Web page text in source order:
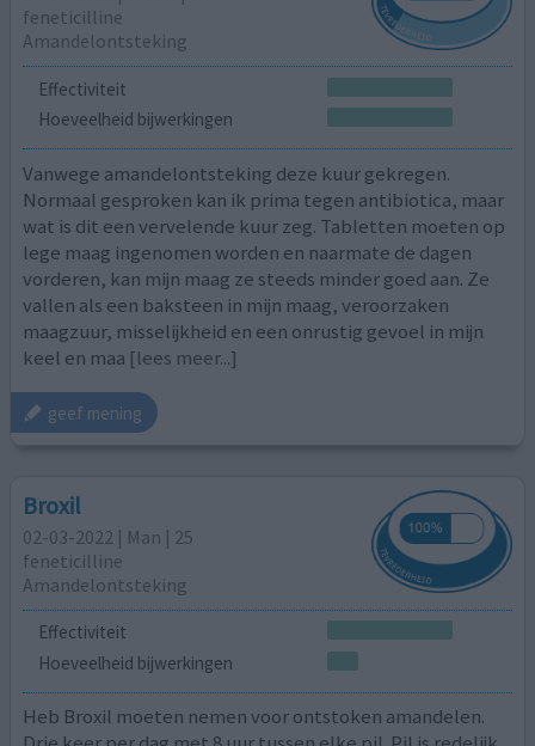
feneticilline
Amandelontsteking
Effectiviteit
Hoeveelheid bijwerkingen
Vanwege amandelontsteking deze kuur gekregen.
Normaal gesproken kan ik prima tegen antibiotica, maar
wat is dit een vervelende kuur zeg. Tabletten moeten op
lege maag ingenomen worden en naarmate de dagen
vorderen, kan mijn maag ze steeds minder goed aan. Ze
vallen als een baksteen in mijn maag, veroorzaken
maagzuur, misselijkheid en een onrustig gevoel in mijn
keel en maa [lees meer...]
geef mening
Broxil
02-03-2022 | Man | 25
feneticilline
Amandelontsteking
Effectiviteit
Hoeveelheid bijwerkingen
Heb Broxil moeten nemen voor ontstoken amandelen.